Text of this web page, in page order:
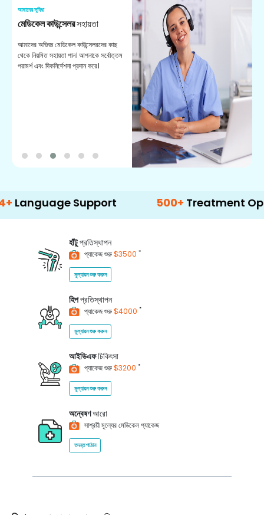
আমাদের সুবিধা
মেডিকেল কাউন্সেলরসহায়তা
আমাদের অভিজ্ঞ মেডিকেল কাউন্সেলরদের কাছ
থেকে নিয়মিত সহায়তা পান। আপনাকে সর্বোত্তম
পরামর্শ এবং দিকনির্দেশনা প্রদান করে।
Support 500+ Treatment Options
হাঁটুপ্রতিস্থাপন
প্যাকেজ শুরু$3500 *
মূল্যায়ন শুরু করুন
হিপপ্রতিস্থাপন
প্যাকেজ শুরু$4000 *
মূল্যায়ন শুরু করুন
আইভিএফচিকিৎসা
প্যাকেজ শুরু$3200 *
মূল্যায়ন শুরু করুন
অন্বেষণআরো
সাশ্রয়ী মূল্যের মেডিকেল প্যাকেজ
তদন্ত পাঠান